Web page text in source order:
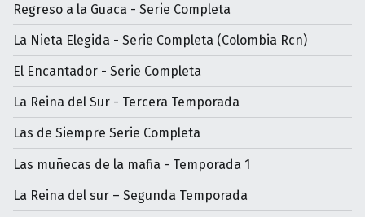
Regreso a la Guaca - Serie Completa
La Nieta Elegida - Serie Completa (Colombia Rcn)
El Encantador - Serie Completa
La Reina del Sur - Tercera Temporada
Las de Siempre Serie Completa
Las muñecas de la mafia - Temporada 1
La Reina del sur – Segunda Temporada